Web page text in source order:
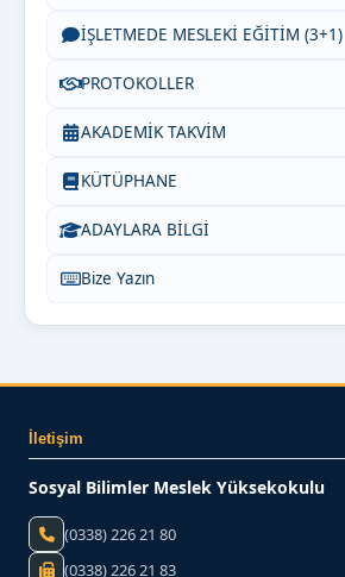
İŞLETMEDE MESLEKİ EĞİTİM (3+1)
PROTOKOLLER
AKADEMİK TAKVİM
KÜTÜPHANE
ADAYLARA BİLGİ
Bize Yazın
İletişim
Sosyal Bilimler Meslek Yüksekokulu
(0338) 226 21 80
(0338) 226 21 83